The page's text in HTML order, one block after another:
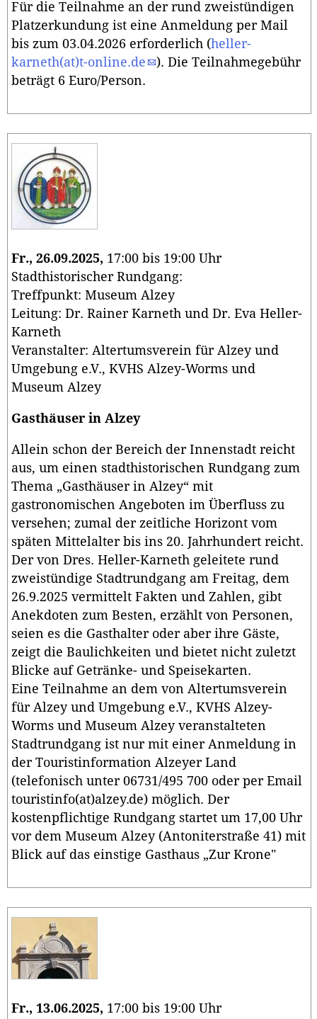
Für die Teilnahme an der rund zweistündigen
Platzerkundung ist eine Anmeldung per Mail
bis zum 03.04.2026 erforderlich (heller-
karneth(at)t-online.de
). Die Teilnahmegebühr
beträgt 6 Euro/Person.
Fr., 26.09.2025, 17:00 bis 19:00 Uhr
Stadthistorischer Rundgang:
Treffpunkt: Museum Alzey
Leitung: Dr. Rainer Karneth und Dr. Eva Heller-
Karneth
Veranstalter: Altertumsverein für Alzey und
Umgebung e.V., KVHS Alzey-Worms und
Museum Alzey
Gasthäuser in Alzey
Allein schon der Bereich der Innenstadt reicht
aus, um einen stadthistorischen Rundgang zum
Thema „Gasthäuser in Alzey“ mit
gastronomischen Angeboten im Überfluss zu
versehen; zumal der zeitliche Horizont vom
späten Mittelalter bis ins 20. Jahrhundert reicht.
Der von Dres. Heller-Karneth geleitete rund
zweistündige Stadtrundgang am Freitag, dem
26.9.2025 vermittelt Fakten und Zahlen, gibt
Anekdoten zum Besten, erzählt von Personen,
seien es die Gasthalter oder aber ihre Gäste,
zeigt die Baulichkeiten und bietet nicht zuletzt
Blicke auf Getränke- und Speisekarten.
Eine Teilnahme an dem von Altertumsverein
für Alzey und Umgebung e.V., KVHS Alzey-
Worms und Museum Alzey veranstalteten
Stadtrundgang ist nur mit einer Anmeldung in
der Touristinformation Alzeyer Land
(telefonisch unter 06731/495 700 oder per Email
touristinfo(at)alzey.de) möglich. Der
kostenpflichtige Rundgang startet um 17,00 Uhr
vor dem Museum Alzey (Antoniterstraße 41) mit
Blick auf das einstige Gasthaus „Zur Krone"
Fr., 13.06.2025, 17:00 bis 19:00 Uhr